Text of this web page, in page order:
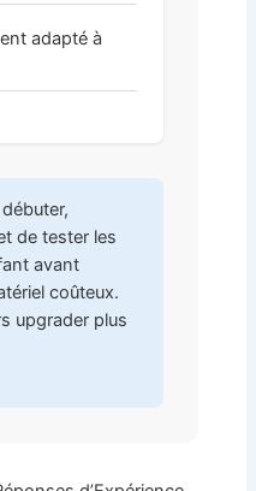
adapté à
de tester les
avant
coûteux.
upgrader plus